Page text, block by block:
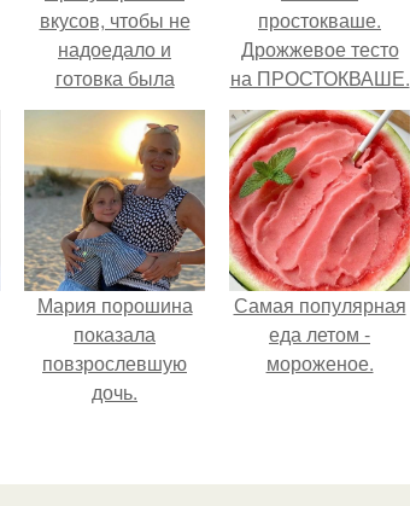
вкусов, чтобы не
надоедало и
готовка была
проще.
простокваше.
Дрожжевое тесто
на ПРОСТОКВАШЕ.
Мария порошина
показала
повзрослевшую
дочь.
Самая популярная
еда летом -
мороженое.